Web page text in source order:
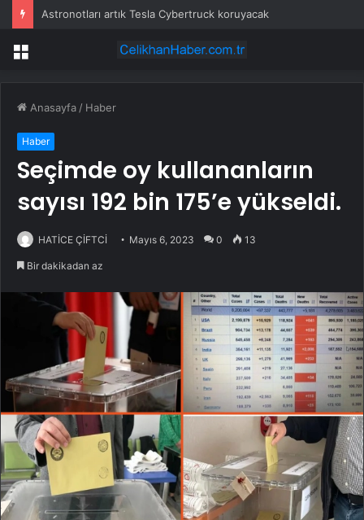
Astronotları artık Tesla Cybertruck koruyacak
Menü
Anasayfa / Haber
Haber
Seçimde oy kullananların
sayısı 192 bin 175’e yükseldi.
HATİCE ÇİFTCİ Mayıs 6, 2023 0 13
Bir dakikadan az